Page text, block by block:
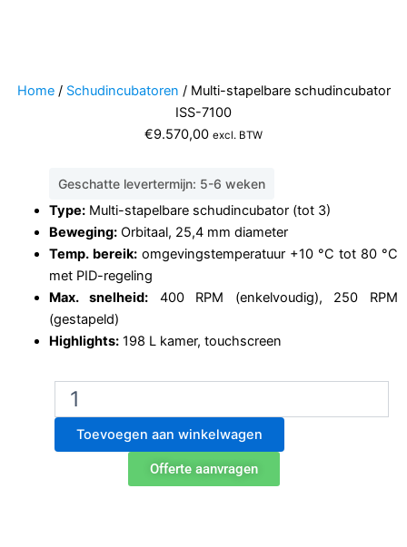
Home/ Schudincubatoren / Multi-stapelbare schudincubator
ISS-7100
€9.570,00 excl. BTW
Geschatte levertermijn: 5-6 weken
Type:Multi-stapelbare schudincubator (tot 3)
Beweging:Orbitaal, 25,4 mm diameter
Temp. bereik:omgevingstemperatuur +10 °C tot 80 °C
met PID-regeling
Max. snelheid: 400 RPM (enkelvoudig), 250 RPM
(gestapeld)
Highlights:198 L kamer, touchscreen
Multi-
stapelbare
schudincubator
Toevoegen aan winkelwagen
Offerte aanvragen